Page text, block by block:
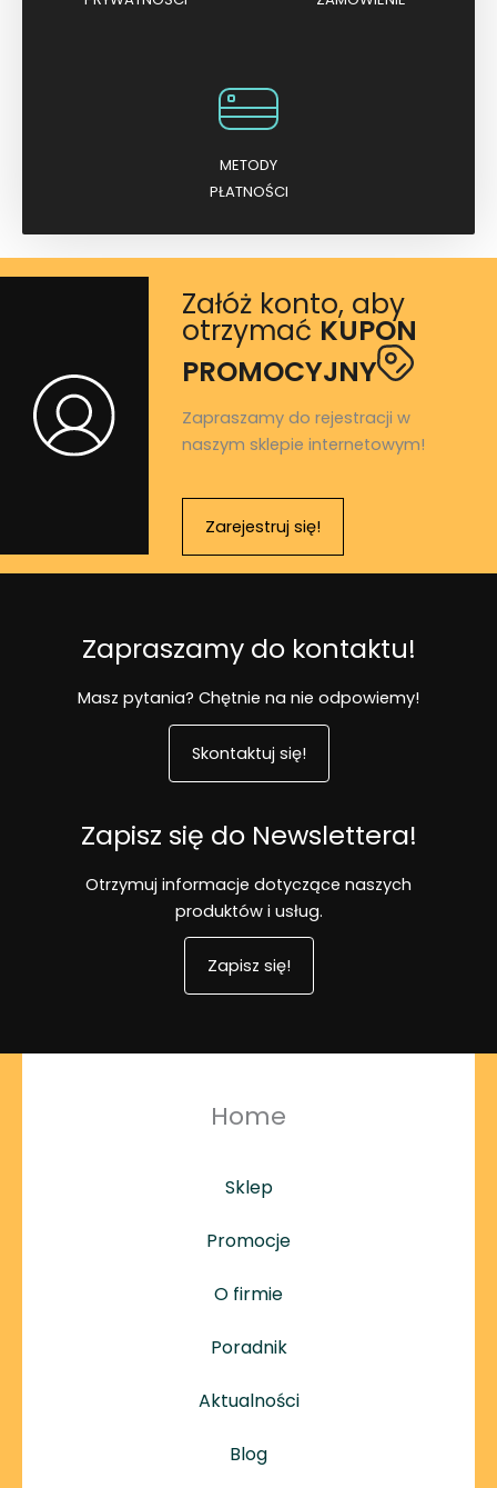
METODY
PŁATNOŚCI
Załóż konto, aby
otrzymać KUPON
PROMOCYJNY
Zapraszamy do rejestracji w
naszym sklepie internetowym!
Zarejestruj się!
Zapraszamy do kontaktu!
Masz pytania? Chętnie na nie odpowiemy!
Skontaktuj się!
Zapisz się do Newslettera!
Otrzymuj informacje dotyczące naszych
produktów i usług.
Zapisz się!
Home
Sklep
Promocje
O firmie
Poradnik
Aktualności
Blog